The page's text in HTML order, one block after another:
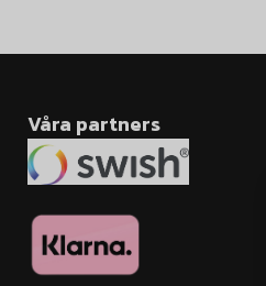
roterande rakethuvudet.
• Högkvalitativt utförande –
hållbara, vilket säkerställer
• Lätt att montera – Intuitiva
rolig för både nybörjare och
Våra partners